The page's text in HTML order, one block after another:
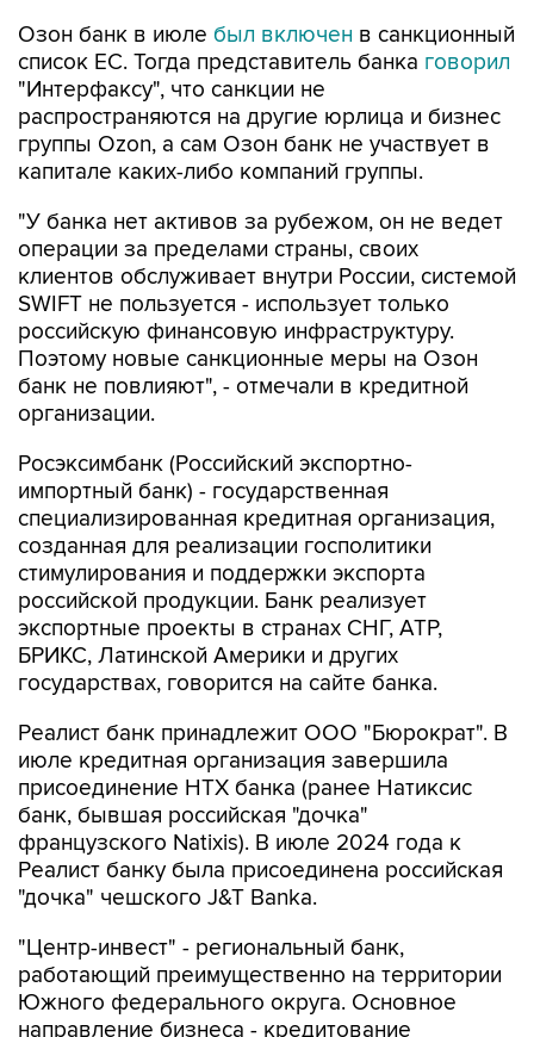
Озон банк в июле был включен в санкционный
список ЕС. Тогда представитель банка говорил
"Интерфаксу", что санкции не
распространяются на другие юрлица и бизнес
группы Ozon, а сам Озон банк не участвует в
капитале каких-либо компаний группы.
"У банка нет активов за рубежом, он не ведет
операции за пределами страны, своих
клиентов обслуживает внутри России, системой
SWIFT не пользуется - использует только
российскую финансовую инфраструктуру.
Поэтому новые санкционные меры на Озон
банк не повлияют", - отмечали в кредитной
организации.
Росэксимбанк (Российский экспортно-
импортный банк) - государственная
специализированная кредитная организация,
созданная для реализации госполитики
стимулирования и поддержки экспорта
российской продукции. Банк реализует
экспортные проекты в странах СНГ, АТР,
БРИКС, Латинской Америки и других
государствах, говорится на сайте банка.
Реалист банк принадлежит ООО "Бюрократ". В
июле кредитная организация завершила
присоединение НТХ банка (ранее Натиксис
банк, бывшая российская "дочка"
французского Natixis). В июле 2024 года к
Реалист банку была присоединена российская
"дочка" чешского J&T Banka.
"Центр-инвест" - региональный банк,
работающий преимущественно на территории
Южного федерального округа. Основное
направление бизнеса - кредитование